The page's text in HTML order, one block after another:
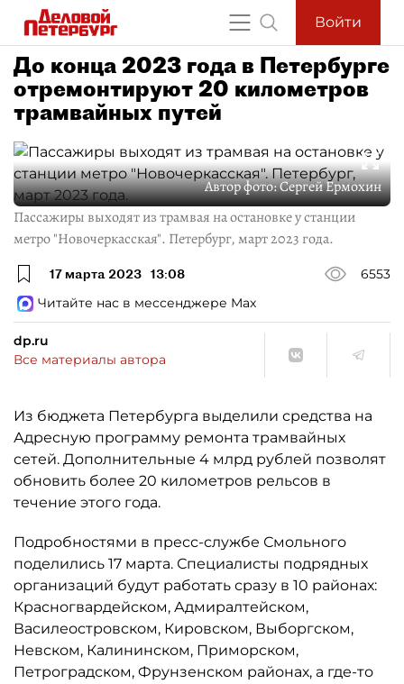
Войти
До конца 2023 года в Петербурге
отремонтируют 20 километров
трамвайных путей
Автор фото:Сергей Ермохин
Пассажиры выходят из трамвая на остановке у станции
метро "Новочеркасская". Петербург, март 2023 года.
17 марта 2023 13:08
6553
Читайте нас в мессенджере Max
dp.ru
Все материалы автора
Из бюджета Петербурга выделили средства на
Адресную программу ремонта трамвайных
сетей. Дополнительные 4 млрд рублей позволят
обновить более 20 километров рельсов в
течение этого года.
Подробностями в пресс-службе Смольного
поделились 17 марта. Специалисты подрядных
организаций будут работать сразу в 10 районах:
Красногвардейском, Адмиралтейском,
Василеостровском, Кировском, Выборгском,
Невском, Калининском, Приморском,
Петроградском, Фрунзенском районах, а где-то